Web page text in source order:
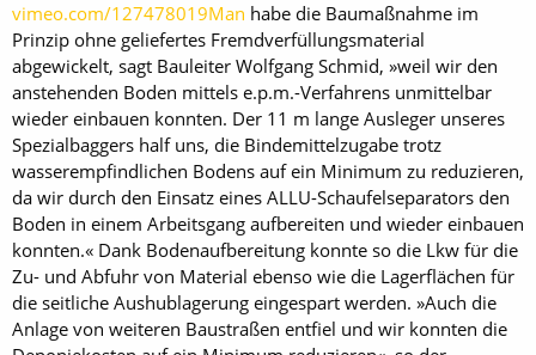
vimeo.com/127478019Man habe die Baumaßnahme im
Prinzip ohne geliefertes Fremdverfüllungsmaterial
abgewickelt, sagt Bauleiter Wolfgang Schmid, »weil wir den
anstehenden Boden mittels e.p.m.-Verfahrens unmittelbar
wieder einbauen konnten. Der 11 m lange Ausleger unseres
Spezialbaggers half uns, die Bindemittelzugabe trotz
wasserempfindlichen Bodens auf ein Minimum zu reduzieren,
da wir durch den Einsatz eines ALLU-Schaufelseparators den
Boden in einem Arbeitsgang aufbereiten und wieder einbauen
konnten.« Dank Bodenaufbereitung konnte so die Lkw für die
Zu- und Abfuhr von Material ebenso wie die Lagerflächen für
die seitliche Aushublagerung eingespart werden. »Auch die
Anlage von weiteren Baustraßen entfiel und wir konnten die